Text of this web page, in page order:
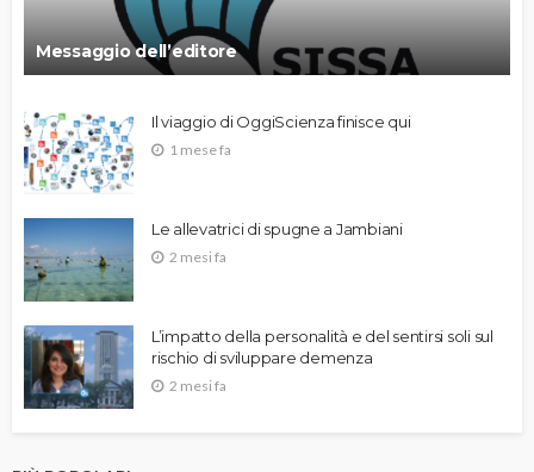
Messaggio dell’editore
Il viaggio di OggiScienza finisce qui
1 mese fa
Le allevatrici di spugne a Jambiani
2 mesi fa
L’impatto della personalità e del sentirsi soli sul
rischio di sviluppare demenza
2 mesi fa